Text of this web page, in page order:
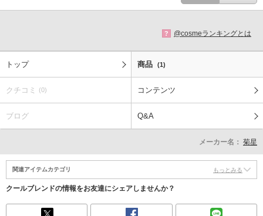
? @cosmeランキングとは
トップ 商品 (1)
クチコミ (0) コンテンツ
ブログ Q&A
メーカー名： 菊星
関連アイテムカテゴリ もっとみる
クールブレンドの情報をお友達にシェアしませんか？